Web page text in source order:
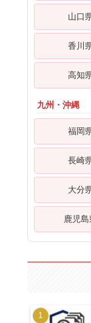
山口
香川
高知
九州・沖縄
福岡
長崎
大分
鹿児島